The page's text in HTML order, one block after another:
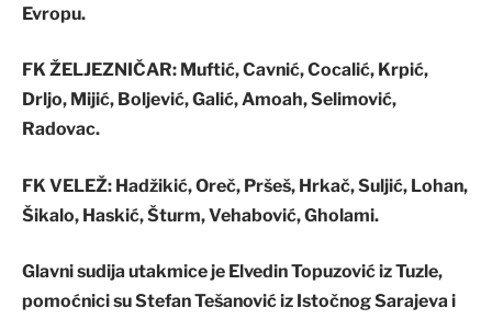
Evropu.
FK ŽELJEZNIČAR: Muftić, Cavnić, Cocalić, Krpić,
Drljo, Mijić, Boljević, Galić, Amoah, Selimović,
Radovac.
FK VELEŽ: Hadžikić, Oreč, Pršeš, Hrkač, Suljić, Lohan,
Šikalo, Haskić, Šturm, Vehabović, Gholami.
Glavni sudija utakmice je Elvedin Topuzović iz Tuzle,
pomoćnici su Stefan Tešanović iz Istočnog Sarajeva i